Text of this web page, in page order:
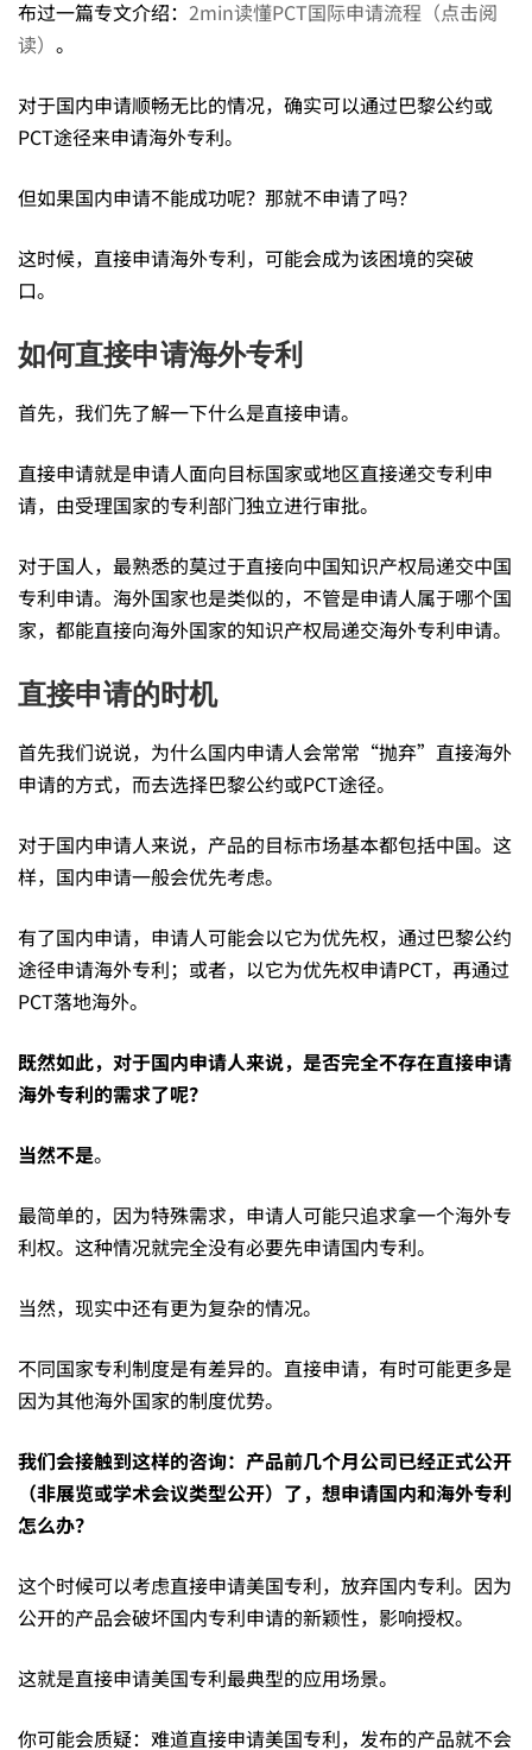
破
口
—
海
外
专
利
的
第
三
种
方
式
：
直
接
申
请
——
切
勿
布过一篇专文介绍： 2min读懂PCT国际申请流程（点击阅
读） 。
对于国内申请顺畅无比的情况，确实可以通过巴黎公约或
PCT途径来申请海外专利。
但如果国内申请不能成功呢？那就不申请了吗？
这时候，直接申请海外专利，可能会成为该困境的突破
口。
如何直接申请海外专利
首先，我们先了解一下什么是直接申请。
直接申请就是申请人面向目标国家或地区直接递交专利申
请，由受理国家的专利部门独立进行审批。
对于国人，最熟悉的莫过于直接向中国知识产权局递交中国
专利申请。海外国家也是类似的，不管是申请人属于哪个国
家，都能直接向海外国家的知识产权局递交海外专利申请。
直接申请的时机
首先我们说说，为什么国内申请人会常常“抛弃”直接海外
申请的方式，而去选择巴黎公约或PCT途径。
对于国内申请人来说，产品的目标市场基本都包括中国。这
样，国内申请一般会优先考虑。
有了国内申请，申请人可能会以它为优先权，通过巴黎公约
途径申请海外专利；或者，以它为优先权申请PCT，再通过
PCT落地海外。
既然如此，对于国内申请人来说，是否完全不存在直接申请
海外专利的需求了呢？
当然不是。
最简单的，因为特殊需求，申请人可能只追求拿一个海外专
利权。这种情况就完全没有必要先申请国内专利。
当然，现实中还有更为复杂的情况。
不同国家专利制度是有差异的。直接申请，有时可能更多是
因为其他海外国家的制度优势。
我们会接触到这样的咨询：产品前几个月公司已经正式公开
（非展览或学术会议类型公开）了，想申请国内和海外专利
怎么办？
这个时候可以考虑直接申请美国专利，放弃国内专利。因为
公开的产品会破坏国内专利申请的新颖性，影响授权。
这就是直接申请美国专利最典型的应用场景。
你可能会质疑：难道直接申请美国专利，发布的产品就不会